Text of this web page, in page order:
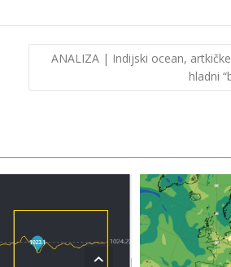
ANALIZA | Indijski ocean,
hladni